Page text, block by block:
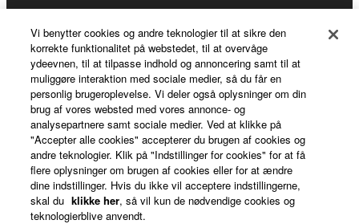
About Yamaha
Danmark - English
Business
Vi benytter cookies og andre teknologier til at sikre den
korrekte funktionalitet på webstedet, til at overvåge
ydeevnen, til at tilpasse indhold og annoncering samt til at
muliggøre interaktion med sociale medier, så du får en
personlig brugeroplevelse. Vi deler også oplysninger om din
brug af vores websted med vores annonce- og
analysepartnere samt sociale medier. Ved at klikke på
"Accepter alle cookies" accepterer du brugen af cookies og
andre teknologier. Klik på "Indstillinger for cookies" for at få
flere oplysninger om brugen af cookies eller for at ændre
dine indstillinger. Hvis du ikke vil acceptere indstillingerne,
skal du klikke her, så vil kun de nødvendige cookies og
teknologierblive anvendt.